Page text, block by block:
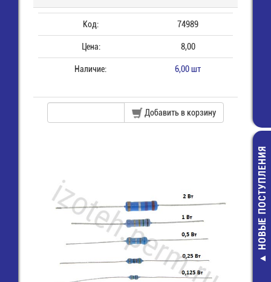
FSMD005-
НОВЫЕ ПОСТУПЛЕНИЯ
Код: 74989
Цена: 8,00
Наличие: 6,00 шт
Добавить в корзину